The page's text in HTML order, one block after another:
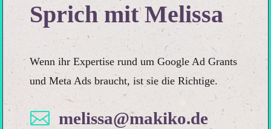
Sprich mit Melissa
Wenn ihr Expertise rund um Google Ad Grants
und Meta Ads braucht, ist sie die Richtige.
 melissa@makiko.de